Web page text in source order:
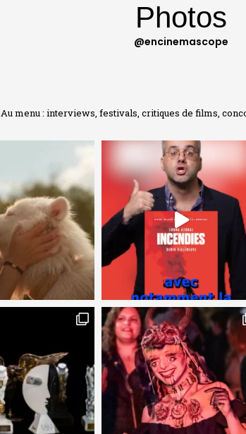
Photos
@encinemascope
Au menu : interviews, festivals, critiques de films,